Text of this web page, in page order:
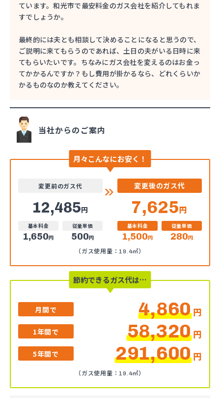
ています。和光市で最安料金のガス会社を紹介してもれま
すでしょうか。
最終的には夫とも相談して決めることになると思うので、
ご説明に来てもらうのであれば、土日の夫がいる日時に来
てもらいたいです。ちなみにガス会社を変えるのはお金っ
てかかるんですか？もし費用が掛かるなら、どれくらいか
かるものなのか教えてください。
当社からのご案内
月々こんなにお安く！
変更前のガス代
12,485円
変更後のガス代
7,625円
基本料金
1,650円
従量単価
500円
基本料金
1,500円
従量単価
280円
（ガス使用量：19.4㎥）
節約できるガス代は…
月間で 4,860円
1年間で 58,320円
5年間で 291,600円
（ガス使用量：19.4㎥）